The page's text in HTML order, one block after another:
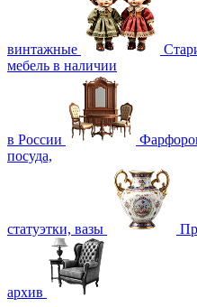
винтажные
мебель в наличии
в России
посуда,
статуэтки, вазы
архив